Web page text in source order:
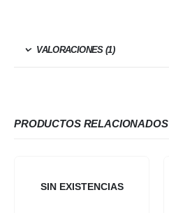
VALORACIONES (1)
PRODUCTOS RELACIONADOS
SIN EXISTENCIAS